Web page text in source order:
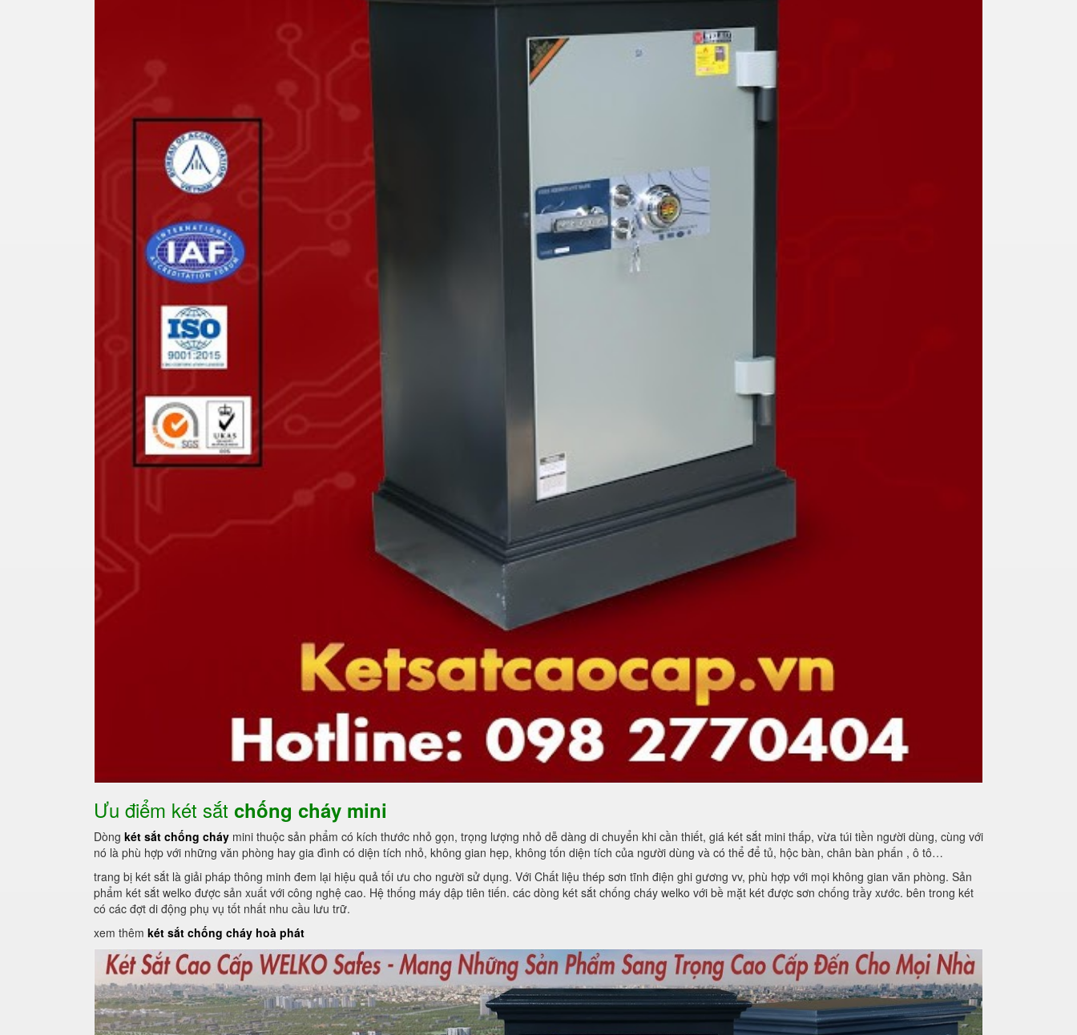
Ưu điểm két sắt chống cháy mini
Dòng két sắt chống cháy mini thuộc sản phẩm có kích thước nhỏ gọn, trọng lượng nhỏ dễ dàng di chuyển khi cần thiết, giá két sắt mini thấp, vừa túi tiền người dùng, cùng với
nó là phù hợp với những văn phòng hay gia đình có diện tích nhỏ, không gian hẹp, không tốn diện tích của người dùng và có thể để tủ, hộc bàn, chân bàn phấn , ô tô…
trang bị két sắt là giải pháp thông minh đem lại hiệu quả tối ưu cho người sử dụng. Với Chất liệu thép sơn tĩnh điện ghi gương vv, phù hợp với mọi không gian văn phòng. Sản
phẩm két sắt welko được sản xuất với công nghệ cao. Hệ thống máy dập tiên tiến. các dòng két sắt chống cháy welko với bề mặt két được sơn chống trầy xước. bên trong két
có các đợt di động phụ vụ tốt nhất nhu cầu lưu trữ.
xem thêm két sắt chống cháy hoà phát